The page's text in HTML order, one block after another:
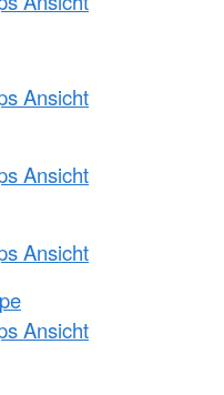
Ansicht
Ansicht
Ansicht
Ansicht